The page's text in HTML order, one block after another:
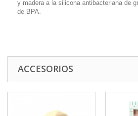
y madera a la silicona antibacteriana de
de BPA.
ACCESORIOS